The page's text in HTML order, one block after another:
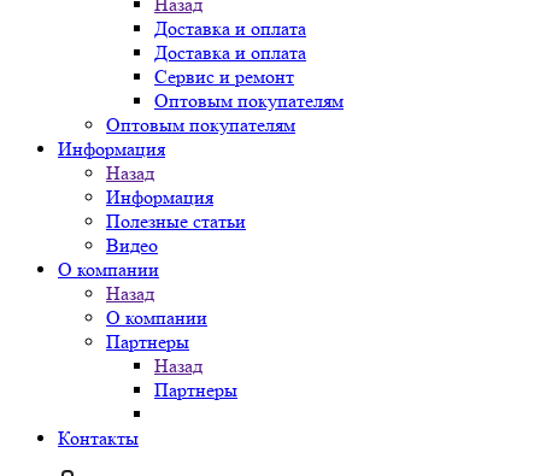
Доставка и оплата
Доставка и оплата
Сервис и ремонт
Оптовым покупателям
Оптовым покупателям
Информация
Назад
Информация
Полезные статьи
Видео
О компании
Назад
О компании
Партнеры
Назад
Партнеры
Контакты